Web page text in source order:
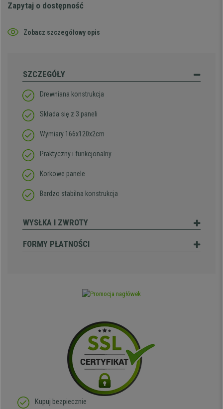
Zapytaj o dostępność
Zobacz szczegółowy opis
SZCZEGÓŁY
Drewniana konstrukcja
Składa się z 3 paneli
Wymiary 166x120x2cm
Praktyczny i funkcjonalny
Korkowe panele
Bardzo stabilna konstrukcja
WYSŁKA I ZWROTY
FORMY PŁATNOŚCI
Kupuj bezpiecznie